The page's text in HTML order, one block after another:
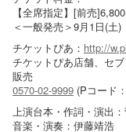
【全席指定】[前売
＜一般発売＞9月1日(土)
チケットぴあ： http://
チケットぴあ店舗、セ
販売
0570-02-9999 (Pコード
上演台本・作詞・演出
音楽・演奏：伊藤靖浩